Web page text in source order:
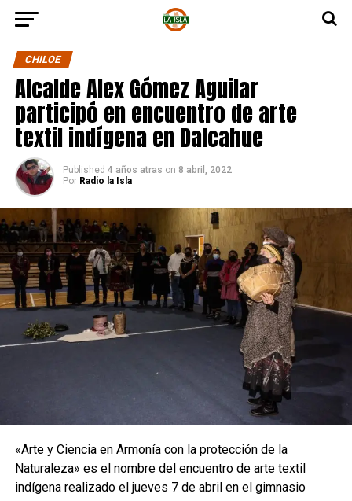
CHILOE
Alcalde Alex Gómez Aguilar
participó en encuentro de arte
textil indígena en Dalcahue
Published 4 años atras on 8 abril, 2022
Por Radio la Isla
«Arte y Ciencia en Armonía con la protección de la
Naturaleza» es el nombre del encuentro de arte textil
indígena realizado el jueves 7 de abril en el gimnasio